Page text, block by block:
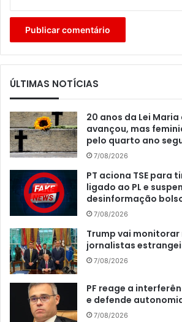
ÚLTIMAS NOTÍCIAS
20 anos da Lei Maria
avançou, mas
pelo quarto ano
7/08/2026
PT aciona TSE para
ligado ao PL e
desinformação
7/08/2026
Trump vai monitorar
jornalistas
7/08/2026
PF reage a
e defende
7/08/2026